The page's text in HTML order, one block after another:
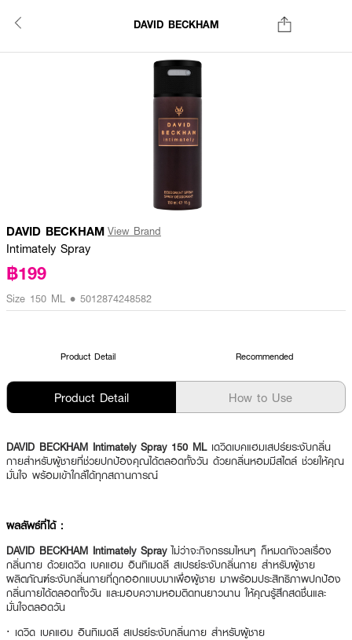
DAVID BECKHAM
DAVID BECKHAM View Brand
Intimately Spray
฿199
Size 150 ML • 5012874248582
Product Detail Recommended
Product Detail How to Use
DAVID BECKHAM Intimately Spray 150 ML เดวิดเบคแฮมเสปร์ยระงับกลิ่น
กายสำหรับผู้ชายที่ช่วยปกป้องคุณได้ตลอดทั้งวัน ด้วยกลิ่นหอมมีสไตล์ ช่วยให้คุณ
มั่นใจ พร้อมเข้าใกล้ได้ทุกสถานการณ์
ผลลัพธ์ที่ได้ :
DAVID BECKHAM Intimately Sprayไม่ว่าจะกิจกรรมไหนๆ ก็หมดกังวลเรื่อง
กลิ่นกาย ด้วยเดวิด เบคแฮม อินทิเมดลี สเปรย์ระงับกลิ่นกาย สำหรับผู้ชาย
ผลิตภัณฑ์ระงับกลิ่นกายที่ถูกออกแบบมาเพื่อผู้ชาย มาพร้อมประสิทธิภาพปกป้อง
กลิ่นกายได้ตลอดทั้งวัน และมอบความหอมติดทนยาวนาน ให้คุณรู้สึกสดชื่นและ
มั่นใจตลอดวัน
· เดวิด เบคแฮม อินทิเมดลี สเปรย์ระงับกลิ่นกาย สำหรับผู้ชาย